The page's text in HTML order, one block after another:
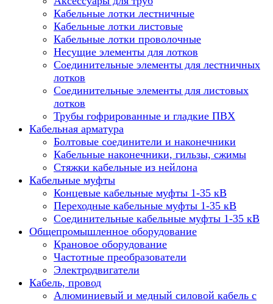
Кабельные лотки лестничные
Кабельные лотки листовые
Кабельные лотки проволочные
Несущие элементы для лотков
Соединительные элементы для лестничных
лотков
Соединительные элементы для листовых
лотков
Трубы гофрированные и гладкие ПВХ
Кабельная арматура
Болтовые соединители и наконечники
Кабельные наконечники, гильзы, сжимы
Стяжки кабельные из нейлона
Кабельные муфты
Концевые кабельные муфты 1-35 кВ
Переходные кабельные муфты 1-35 кВ
Соединительные кабельные муфты 1-35 кВ
Общепромышленное оборудование
Крановое оборудование
Частотные преобразователи
Электродвигатели
Кабель, провод
Алюминиевый и медный силовой кабель с